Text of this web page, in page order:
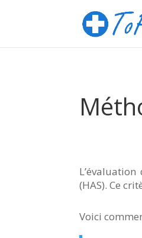
(HAS). Ce
Voici